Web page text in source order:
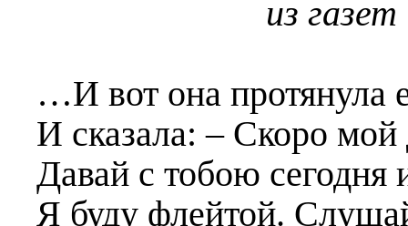
из газет
…И вот она протянула
И сказала:– Скоро мой
Давай с тобою сегодня
Я буду флейтой.